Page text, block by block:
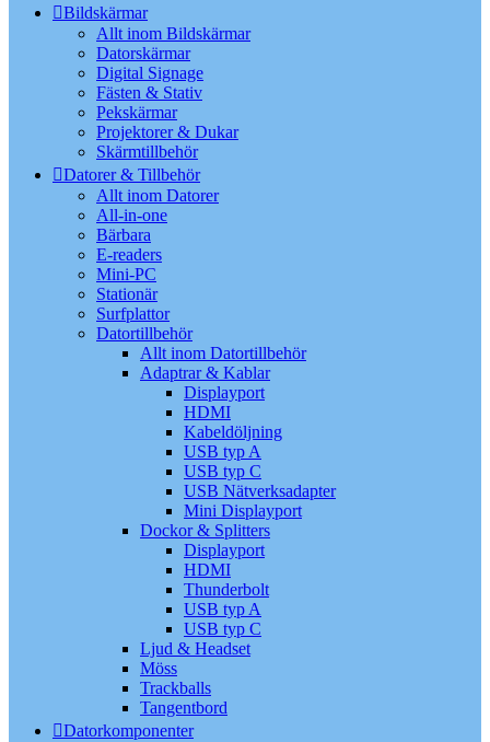
Bildskärmar
Allt inom Bildskärmar
Datorskärmar
Digital Signage
Fästen & Stativ
Pekskärmar
Projektorer & Dukar
Skärmtillbehör
Datorer & Tillbehör
Allt inom Datorer
All-in-one
Bärbara
E-readers
Mini-PC
Stationär
Surfplattor
Datortillbehör
Allt inom Datortillbehör
Adaptrar & Kablar
Displayport
HDMI
Kabeldöljning
USB typ A
USB typ C
USB Nätverksadapter
Mini Displayport
Dockor & Splitters
Displayport
HDMI
Thunderbolt
USB typ A
USB typ C
Ljud & Headset
Möss
Trackballs
Tangentbord
Datorkomponenter